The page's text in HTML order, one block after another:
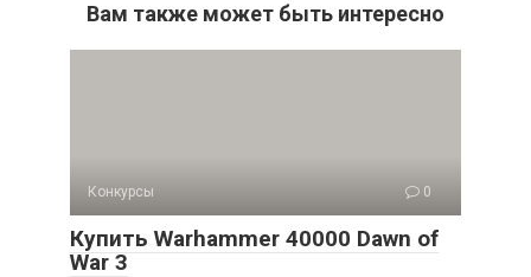
Вам также может быть интересно
Конкурсы 0
Купить Warhammer 40000 Dawn of
War 3